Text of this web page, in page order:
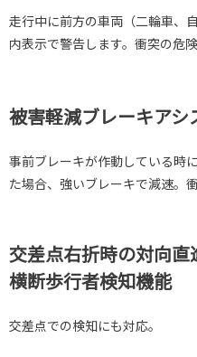
走行中に前方の車両（二輪車、
内表示で警告します。衝突の危
被害軽減ブレーキア
事前ブレーキが作動している時
た場合、強いブレーキで減速。
交差点右折時の対向
横断歩行者検知機能
交差点での検知にも対応。